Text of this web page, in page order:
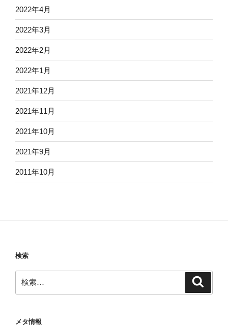
2022年4月
2022年3月
2022年2月
2022年1月
2021年12月
2021年11月
2021年10月
2021年9月
2011年10月
検索
索:
メタ情報